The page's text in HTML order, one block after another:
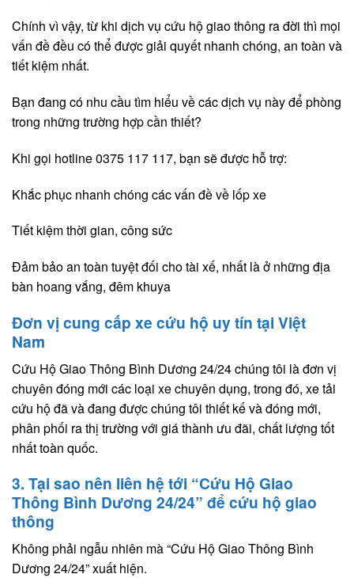
Chính vì vậy, từ khi dịch vụ cứu hộ giao thông ra đời thì mọi
vấn đề đều có thể được giải quyết nhanh chóng, an toàn và
tiết kiệm nhất.
Bạn đang có nhu cầu tìm hiểu về các dịch vụ này để phòng
trong những trường hợp cần thiết?
Khi gọi hotline 0375 117 117, bạn sẽ được hỗ trợ:
Khắc phục nhanh chóng các vấn đề về lốp xe
Tiết kiệm thời gian, công sức
Đảm bảo an toàn tuyệt đối cho tài xế, nhất là ở những địa
bàn hoang vắng, đêm khuya
Đơn vị cung cấp xe cứu hộ uy tín tại Việt
Nam
Cứu Hộ Giao Thông Bình Dương 24/24 chúng tôi là đơn vị
chuyên đóng mới các loại xe chuyên dụng, trong đó, xe tải
cứu hộ đã và đang được chúng tôi thiết kế và đóng mới,
phân phối ra thị trường với giá thành ưu đãi, chất lượng tốt
nhất toàn quốc.
3. Tại sao nên liên hệ tới “Cứu Hộ Giao
Thông Bình Dương 24/24” để cứu hộ giao
thông
Không phải ngẫu nhiên mà “Cứu Hộ Giao Thông Bình
Dương 24/24” xuất hiện.